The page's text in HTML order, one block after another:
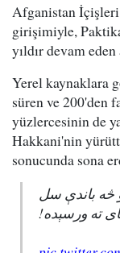
Afganistan
girişimiyle,
yıldır devam
Yerel kaynaklara
süren ve 200'den
yüzlercesinin de
Hakkani'nin
sonucunda sona
څه باندې سل
ته ورسېده!